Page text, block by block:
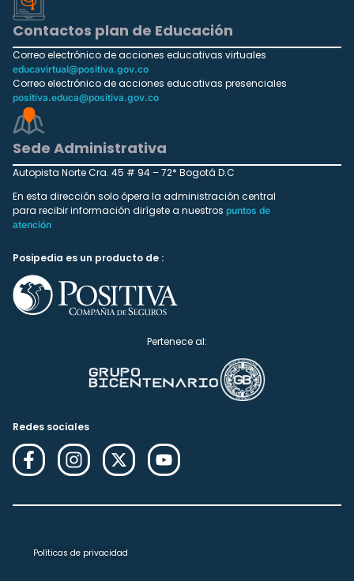
Contactos plan de Educación
Correo electrónico de acciones educativas virtuales
educavirtual@positiva.gov.co
Correo electrónico de acciones educativas presenciales
positiva.educa@positiva.gov.co
Sede Administrativa
Autopista Norte Cra. 45 # 94 – 72* Bogotá D.C
En esta dirección solo ópera la administración central
para recibir información dirígete a nuestros puntos de
atención
Posipedia es un producto de :
Pertenece al:
Redes sociales
Políticas de privacidad